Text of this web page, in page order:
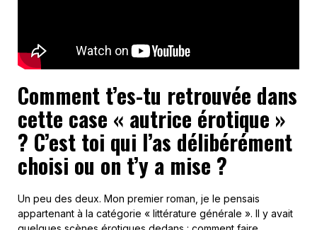
Comment t’es-tu retrouvée dans
cette case « autrice érotique »
? C’est toi qui l’as délibérément
choisi ou on t’y a mise ?
Un peu des deux. Mon premier roman, je le pensais
appartenant à la catégorie « littérature générale ». Il y avait